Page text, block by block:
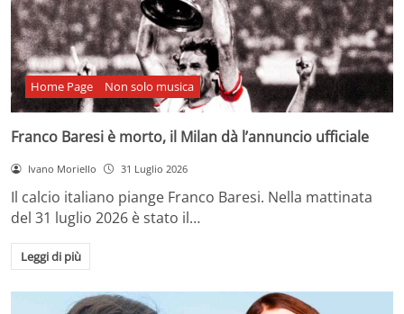
Home Page Non solo musica
Franco Baresi è morto, il Milan dà l’annuncio ufficiale
Ivano Moriello 31 Luglio 2026
Il calcio italiano piange Franco Baresi. Nella mattinata
del 31 luglio 2026 è stato il…
Leggi di più